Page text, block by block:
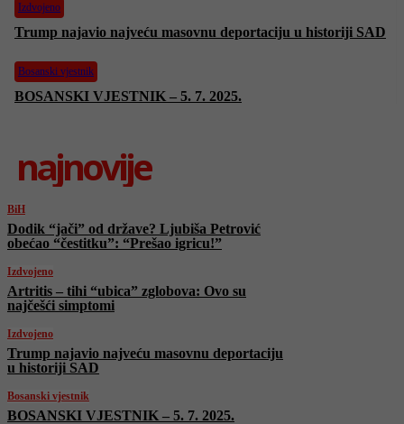
Izdvojeno
Trump najavio najveću masovnu deportaciju u historiji SAD
Bosanski vjestnik
BOSANSKI VJESTNIK – 5. 7. 2025.
najnovije
BiH
Dodik “jači” od države? Ljubiša Petrović
obećao “čestitku”: “Prešao igricu!”
Izdvojeno
Artritis – tihi “ubica” zglobova: Ovo su
najčešći simptomi
Izdvojeno
Trump najavio najveću masovnu deportaciju
u historiji SAD
Bosanski vjestnik
BOSANSKI VJESTNIK – 5. 7. 2025.